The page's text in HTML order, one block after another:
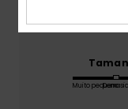
Muito pequeno